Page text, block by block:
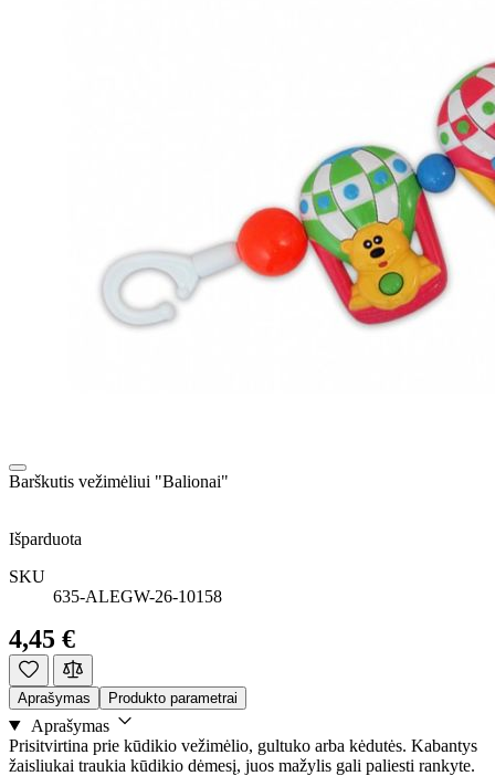
Barškutis vežimėliui "Balionai"
Išparduota
SKU
635-ALEGW-26-10158
4,45 €
Aprašymas Produkto parametrai
Aprašymas
Prisitvirtina prie kūdikio vežimėlio, gultuko arba kėdutės. Kabantys
žaisliukai traukia kūdikio dėmesį, juos mažylis gali paliesti rankyte.